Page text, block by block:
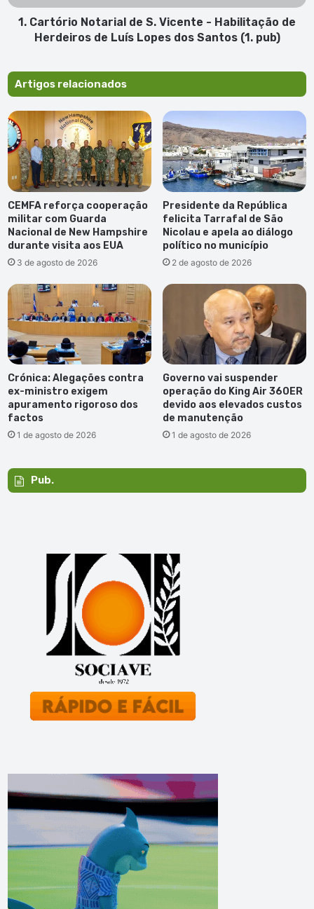
de
Herdeiros
dos
Santos
(1.
pub)
1. Cartório Notarial de S. Vicente - Habilitação de
Herdeiros de Luís Lopes dos Santos (1. pub)
Artigos relacionados
CEMFA reforça cooperação
militar com Guarda
Nacional de New Hampshire
durante visita aos EUA
3 de agosto de 2026
Presidente da República
felicita Tarrafal de São
Nicolau e apela ao diálogo
político no município
2 de agosto de 2026
Crónica: Alegações contra
ex-ministro exigem
apuramento rigoroso dos
factos
1 de agosto de 2026
Governo vai suspender
operação do King Air 360ER
devido aos elevados custos
de manutenção
1 de agosto de 2026
Pub.